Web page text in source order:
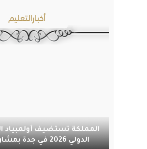
أخبارالتعليم
المملكة تستضيف أولمبياد
الدولي 2026 في جدة بمشاركة 19 دولة